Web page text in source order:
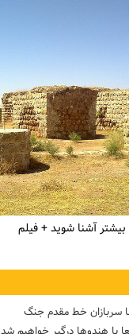
آشنا شوید + فیلم
با سربازان خط مقدم جنگ